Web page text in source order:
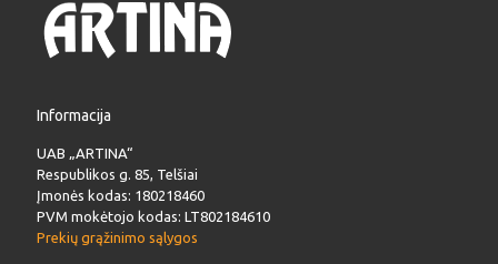
Informacija
UAB „ARTINA“
Respublikos g. 85, Telšiai
Įmonės kodas: 180218460
PVM mokėtojo kodas: LT802184610
Prekių grąžinimo sąlygos